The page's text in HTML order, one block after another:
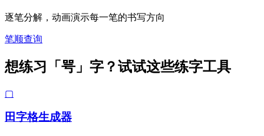
逐笔分解，动画演示每一笔的书写方向
笔顺查询
想练习「咢」字？试试这些练字工具
▢
田字格生成器